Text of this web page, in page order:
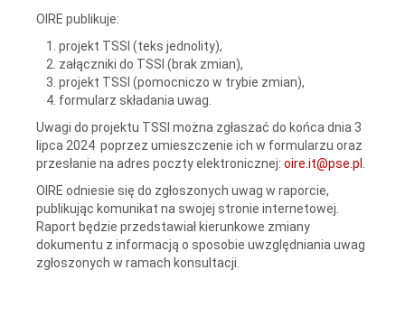
OIRE publikuje:
projekt TSSI (teks jednolity),
załączniki do TSSI (brak zmian),
projekt TSSI (pomocniczo w trybie zmian),
formularz składania uwag.
Uwagi do projektu TSSI można zgłaszać do końca dnia 3
lipca 2024 poprzez umieszczenie ich w formularzu oraz
przesłanie na adres poczty elektronicznej: oire.it@pse.pl
OIRE odniesie się do zgłoszonych uwag w raporcie,
publikując komunikat na swojej stronie internetowej.
Raport będzie przedstawiał kierunkowe zmiany
dokumentu z informacją o sposobie uwzględniania uwag
zgłoszonych w ramach konsultacji.